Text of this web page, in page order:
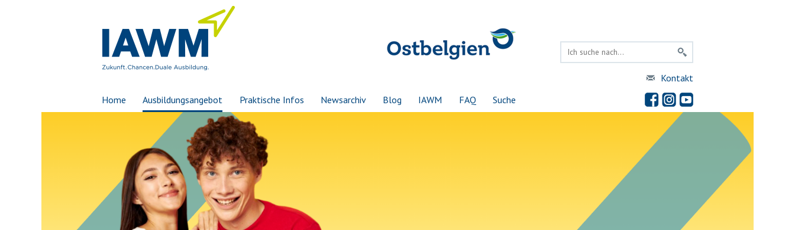
Home Ausbildungsangebot Praktische Infos Newsarchiv Blog IAWM FAQ Suche
Kontakt